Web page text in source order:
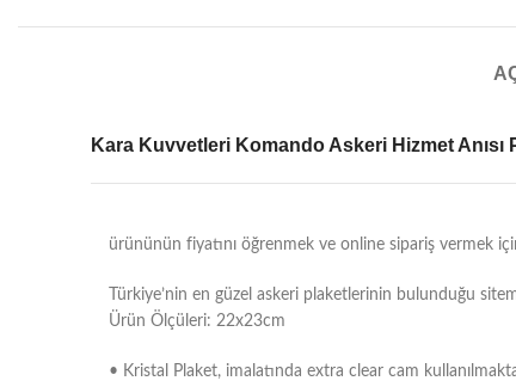
Kara Kuvvetleri Komando Askeri Hizmet Anısı
ürününün fiyatını öğrenmek ve online sipariş vermek
Türkiye’nin en güzel askeri plaketlerinin bulunduğu
Ürün Ölçüleri: 22x23cm
• Kristal Plaket, imalatında extra clear cam